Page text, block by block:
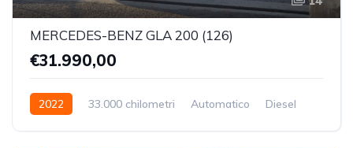
MERCEDES-BENZ GLA 200 (126)
€31.990,00
2022 33.000 chilometri Automatico
Diesel